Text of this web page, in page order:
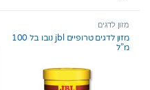
t
f
5
מזון לדגים
מזון לדגים טרופיים jbl נובו בל 100
מ”ל